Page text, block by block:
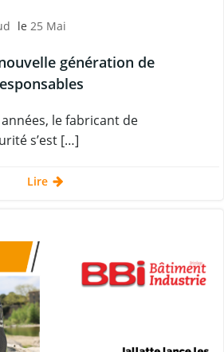
le 25 Mai
génération de
le fabricant de
s’est […]
Lire